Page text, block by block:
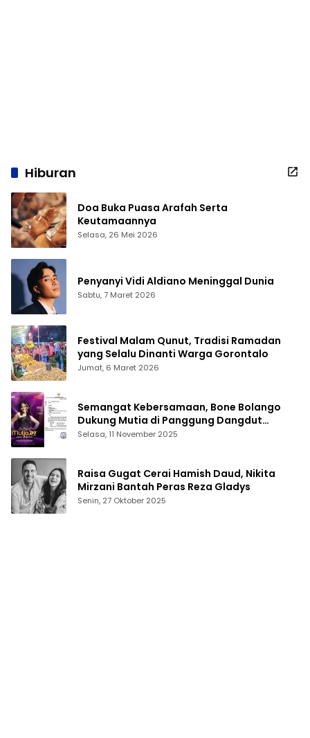
Hiburan
Doa Buka Puasa Arafah Serta
Keutamaannya
Selasa, 26 Mei 2026
Penyanyi Vidi Aldiano Meninggal Dunia
Sabtu, 7 Maret 2026
Festival Malam Qunut, Tradisi Ramadan
yang Selalu Dinanti Warga Gorontalo
Jumat, 6 Maret 2026
Semangat Kebersamaan, Bone Bolango
Dukung Mutia di Panggung Dangdut
Academy 7
Selasa, 11 November 2025
Raisa Gugat Cerai Hamish Daud, Nikita
Mirzani Bantah Peras Reza Gladys
Senin, 27 Oktober 2025